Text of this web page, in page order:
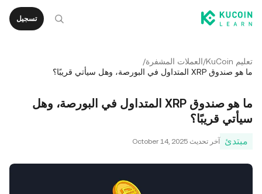
تسجيل
تعليم KuCoin /العملات المشفرة/
ما هو صندوق XRP المتداول في البورصة، وهل سيأتي قريبًا؟
ما هو صندوق XRP المتداول في البورصة، وهل
سيأتي قريبًا؟
مبتدئ آخر تحديث October 14, 2025